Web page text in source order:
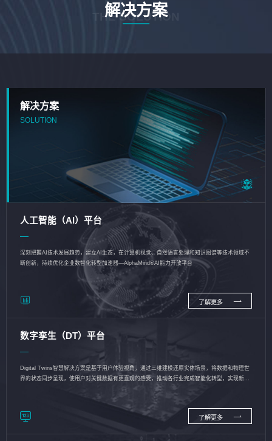
解决方案
THE SOLUTION
解决方案
SOLUTION
人工智能（AI）平台
深刻把握AI技术发展趋势，建立AI生态，在计算机视觉、自然语言处理和知识图谱等技术领域不
断创新，持续优化企业数智化转型加速器—AlphaMind®AI能力开放平台
了解更多
数字孪生（DT）平台
Digital Twins智慧解决方案是基于用户体验视角，通过三维建模还原实体场景，将数据和物理世
界的状态同步呈现，使用户对关键数据有更直观的感受，推动各行业完成智能化转型，实现新旧
了解更多